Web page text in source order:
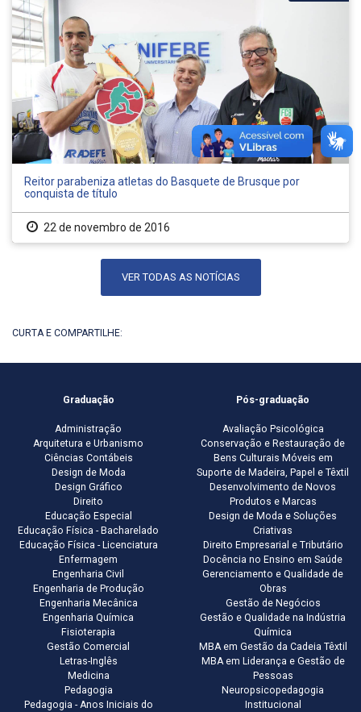
Reitor parabeniza atletas do Basquete de Brusque por
conquista de título
22 de novembro de 2016
VER TODAS AS NOTÍCIAS
CURTA E COMPARTILHE:
Graduação
Administração
Arquitetura e Urbanismo
Ciências Contábeis
Design de Moda
Design Gráfico
Direito
Educação Especial
Educação Física - Bacharelado
Educação Física - Licenciatura
Enfermagem
Engenharia Civil
Engenharia de Produção
Engenharia Mecânica
Engenharia Química
Fisioterapia
Gestão Comercial
Letras-Inglês
Medicina
Pedagogia
Pedagogia - Anos Iniciais do
Pós-graduação
Avaliação Psicológica
Conservação e Restauração de
Bens Culturais Móveis em
Suporte de Madeira, Papel e Têxtil
Desenvolvimento de Novos
Produtos e Marcas
Design de Moda e Soluções
Criativas
Direito Empresarial e Tributário
Docência no Ensino em Saúde
Gerenciamento e Qualidade de
Obras
Gestão de Negócios
Gestão e Qualidade na Indústria
Química
MBA em Gestão da Cadeia Têxtil
MBA em Liderança e Gestão de
Pessoas
Neuropsicopedagogia
Institucional